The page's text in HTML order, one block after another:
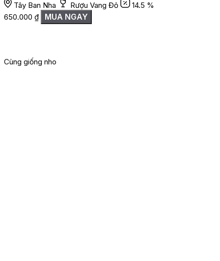
Tây Ban Nha Rượu Vang Đỏ
14.5 %
650.000 ₫ MUA NGAY
Cùng giống nho